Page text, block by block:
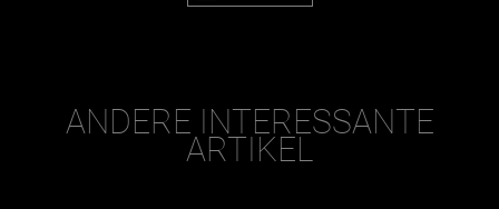
ANDERE INTERESSANTE
ARTIKEL